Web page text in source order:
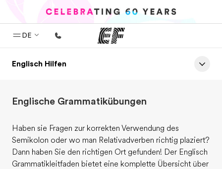
DE
Home
Programme
Büros
Englisch Hilfen
Englische Grammatikübungen
Haben sie Fragen zur korrekten Verwendung des
Semikolon oder wo man Relativadverben richtig plaziert?
Dann haben Sie den richtigen Ort gefunden! Der Englisch
Grammatikleitfaden bietet eine komplette Übersicht über